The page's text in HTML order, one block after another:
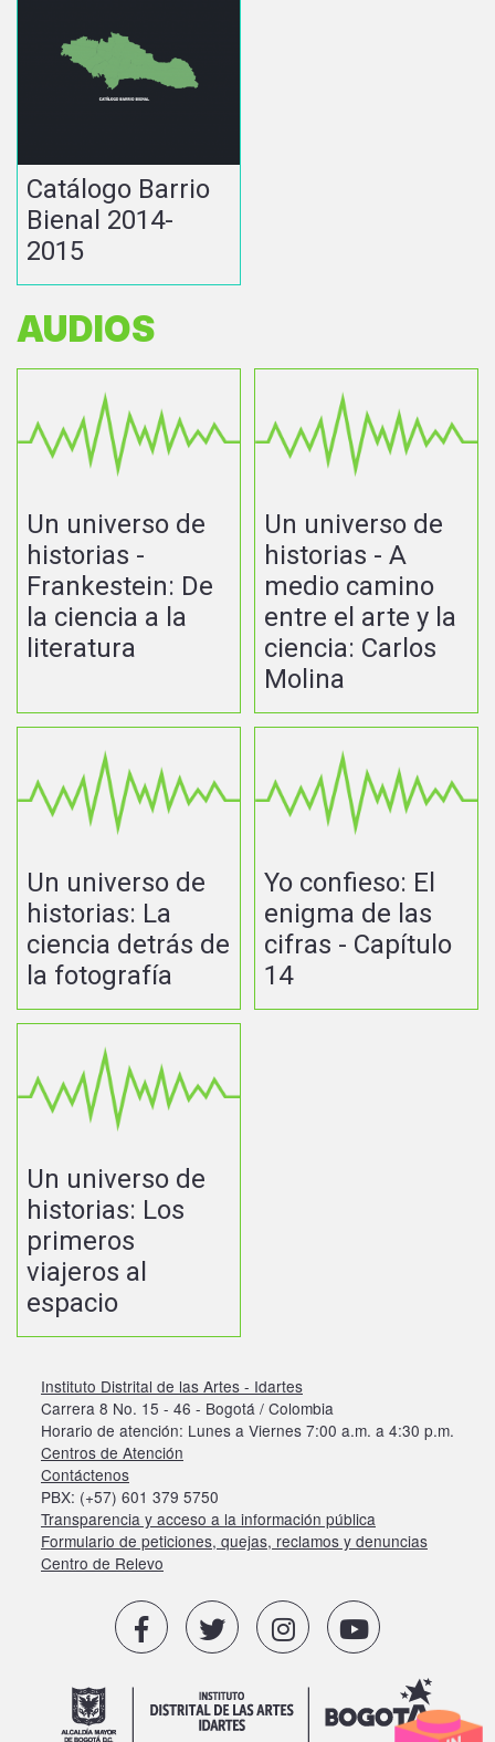
Catálogo Barrio
Bienal 2014-
2015
AUDIOS
Un universo de
historias -
Frankestein: De
la ciencia a la
literatura
Un universo de
historias - A
medio camino
entre el arte y la
ciencia: Carlos
Molina
Un universo de
historias: La
ciencia detrás de
la fotografía
Yo confieso: El
enigma de las
cifras - Capítulo
14
Un universo de
historias: Los
primeros
viajeros al
espacio
Instituto Distrital de las Artes - Idartes
Carrera 8 No. 15 - 46 - Bogotá / Colombia
Horario de atención: Lunes a Viernes 7:00 a.m. a 4:30 p.m.
Centros de Atención
Contáctenos
PBX: (+57) 601 379 5750
Transparencia y acceso a la información pública
Formulario de peticiones, quejas, reclamos y denuncias
Centro de Relevo